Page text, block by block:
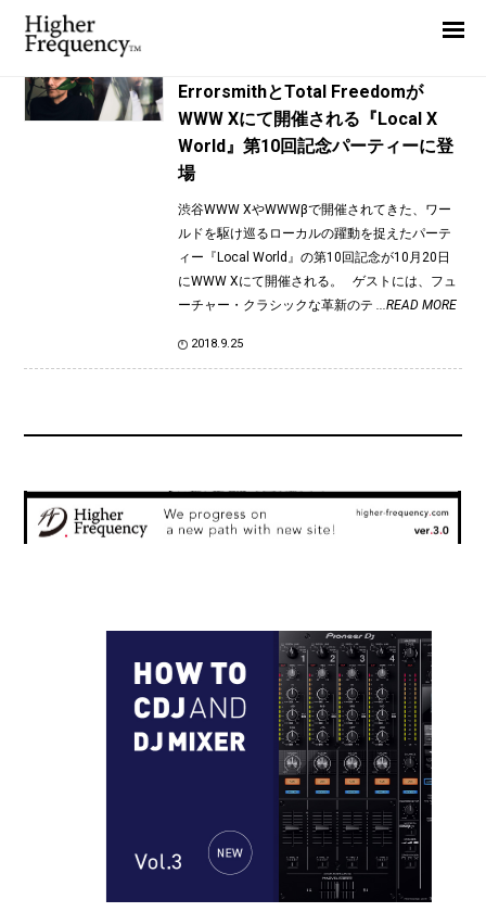
TAG: Total Freedom
ErrorsmithとTotal Freedomが
WWW Xにて開催される『Local X
World』第10回記念パーティーに登
場
渋谷WWW XやWWWβで開催されてきた、ワー
ルドを駆け巡るローカルの躍動を捉えたパーテ
ィー『Local World』の第10回記念が10月20日
にWWW Xにて開催される。 ゲストには、フュ
ーチャー・クラシックな革新のテ ...READ MORE
2018.9.25
News
Interview
Report